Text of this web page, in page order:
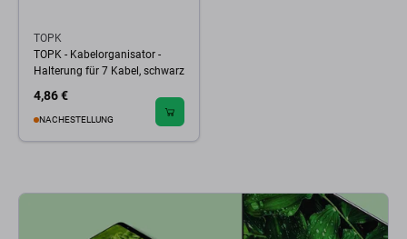
TOPK
TOPK - Kabelorganisator -
Halterung für 7 Kabel, schwarz
4,86 €
NACHESTELLUNG